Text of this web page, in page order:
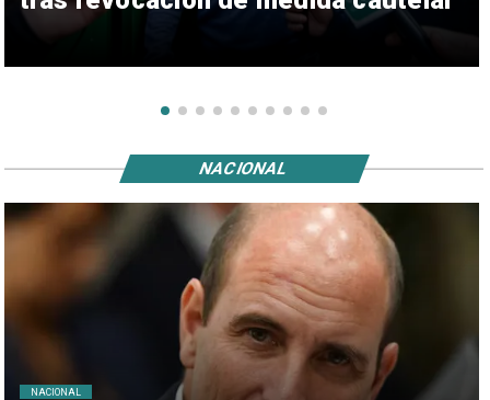
NACIONAL
NACIONAL